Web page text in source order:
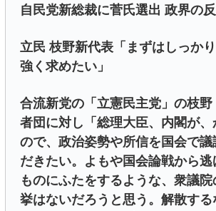
自民党新総裁に菅氏選出 政界の
立民 枝野新代表「まずはしっか
強く求めたい」
合流新党の「立憲民主党」の枝
者団に対し「総理大臣、内閣が
ので、政治姿勢や所信を国会で議
だきたい。よもや国会論戦から
ものにふたをするような、衆議
挙はないだろうと思う。解散す